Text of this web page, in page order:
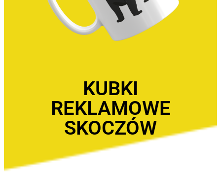
KUBKI
REKLAMOWE
SKOCZÓW